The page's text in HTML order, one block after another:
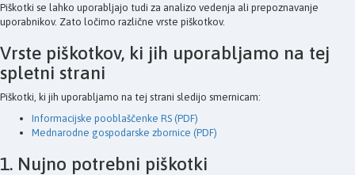
Piškotki se lahko uporabljajo tudi za analizo vedenja ali prepoznavanje
uporabnikov. Zato ločimo različne vrste piškotkov.
Vrste piškotkov, ki jih uporabljamo na tej
spletni strani
Piškotki, ki jih uporabljamo na tej strani sledijo smernicam:
Informacijske pooblaščenke RS (PDF)
Mednarodne gospodarske zbornice (PDF)
1. Nujno potrebni piškotki